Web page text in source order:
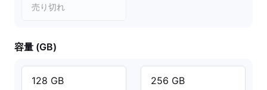
売り切れ
容量 (GB)
128 GB 256 GB